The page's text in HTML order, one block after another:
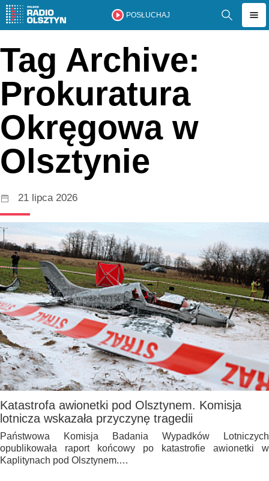
POSŁUCHAJ
Tag Archive:
Prokuratura
Okręgowa w
Olsztynie
21 lipca 2026
Katastrofa awionetki pod Olsztynem. Komisja
lotnicza wskazała przyczynę tragedii
Państwowa Komisja Badania Wypadków Lotniczych
opublikowała raport końcowy po katastrofie awionetki w
Kaplitynach pod Olsztynem.…